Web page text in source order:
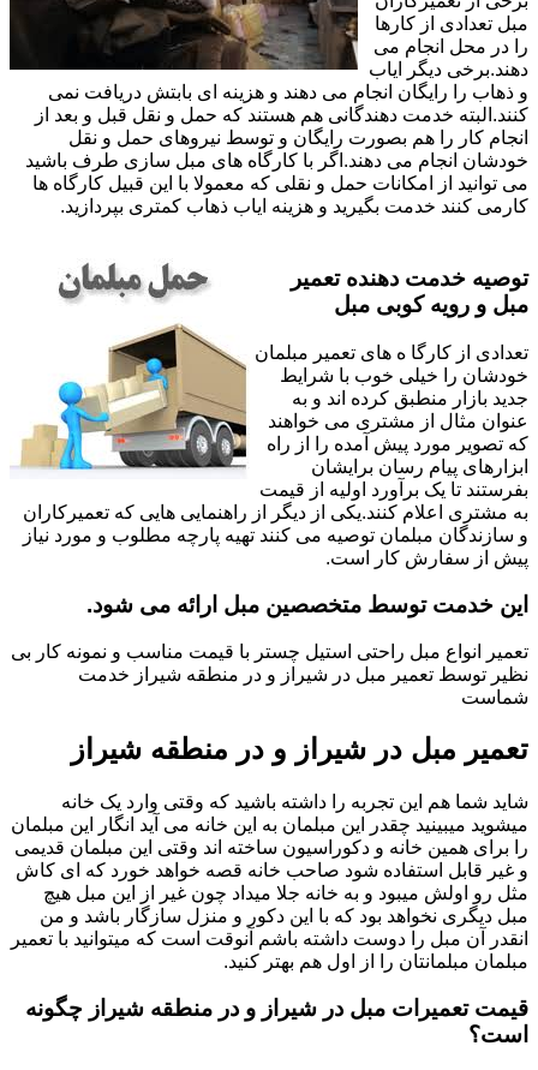
مبل تعدادی از کارها
را در محل انجام می
دهند.برخی دیگر ایاب
و ذهاب را رایگان انجام می دهند و هزینه ای بابتش دریافت نمی
کنند.البته خدمت دهندگانی هم هستند که حمل و نقل قبل و بعد از
انجام کار را هم بصورت رایگان و توسط نیروهای حمل و نقل
خودشان انجام می دهند.اگر با کارگاه های مبل سازی طرف باشید
می توانید از امکانات حمل و نقلی که معمولا با این قبیل کارگاه ها
کارمی کنند خدمت بگیرید و هزینه ایاب ذهاب کمتری بپردازید.
توصیه خدمت دهنده تعمیر
مبل و رویه کوبی مبل
تعدادی از کارگا ه های تعمیر مبلمان
خودشان را خیلی خوب با شرایط
جدید بازار منطبق کرده اند و به
عنوان مثال از مشتری می خواهند
که تصویر مورد پیش آمده را از راه
ابزارهای پیام رسان برایشان
بفرستند تا یک برآورد اولیه از قیمت
به مشتری اعلام کنند.یکی از دیگر از راهنمایی هایی که تعمیرکاران
و سازندگان مبلمان توصیه می کنند تهیه پارچه مطلوب و مورد نیاز
پیش از سفارش کار است.
این خدمت توسط متخصصین مبل ارائه می شود.
تعمیر انواع مبل راحتی استیل چستر با قیمت مناسب و نمونه کار بی
نظیر توسط تعمیر مبل در شیراز و در منطقه شیراز خدمت
شماست
تعمیر مبل در شیراز و در منطقه شیراز
شاید شما هم این تجربه را داشته باشید که وقتی وارد یک خانه
میشوید میبینید چقدر این مبلمان به این خانه می آید انگار این مبلمان
را برای همین خانه و دکوراسیون ساخته اند وقتی این مبلمان قدیمی
و غیر قابل استفاده شود صاحب خانه قصه خواهد خورد که ای کاش
مثل رو اولش میبود و به خانه جلا میداد چون غیر از این مبل هیچ
مبل دیگری نخواهد بود که با این دکور و منزل سازگار باشد و من
انقدر آن مبل را دوست داشته باشم آنوقت است که میتوانید با تعمیر
مبلمان مبلمانتان را از اول هم بهتر کنید.
قیمت تعمیرات مبل در شیراز و در منطقه شیراز چگونه
است؟